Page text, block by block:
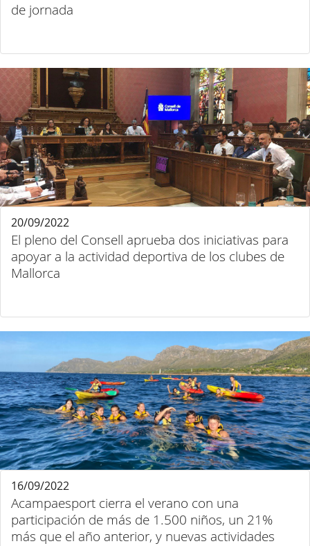
de jornada
El pleno del Consell aprueba dos iniciativas para
apoyar a la actividad deportiva de los clubes de
Mallorca
20/09/2022
Acampaesport cierra el verano con una
participación de más de 1.500 niños, un 21%
más que el año anterior, y nuevas actividades
16/09/2022